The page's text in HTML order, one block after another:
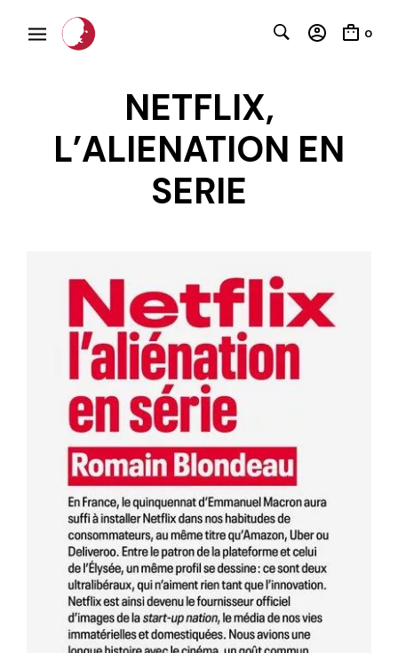
0
NETFLIX,
L’ALIENATION EN
SERIE